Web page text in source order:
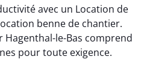
avec un Location de
benne de chantier.
le-Bas comprend
pour toute exigence.